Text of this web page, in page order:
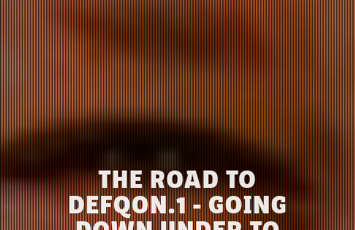
THE ROAD TO
DEFQON.1 - GOING